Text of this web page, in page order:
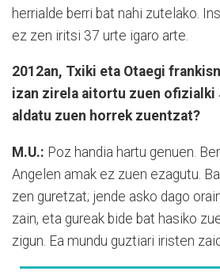
herrialde berri bat nahi zutelako.
ez zen iritsi 37 urte igaro arte.
2012an, Txiki eta Otaegi
izan zirela aitortu zuen
aldatu zuen horrek zuentzat?
M.U.: Poz handia hartu genuen.
Angelen amak ez zuen ezagutu.
zen guretzat; jende asko dago
zain, eta gureak bide bat hasiko
zigun. Ea mundu guztiari iristen